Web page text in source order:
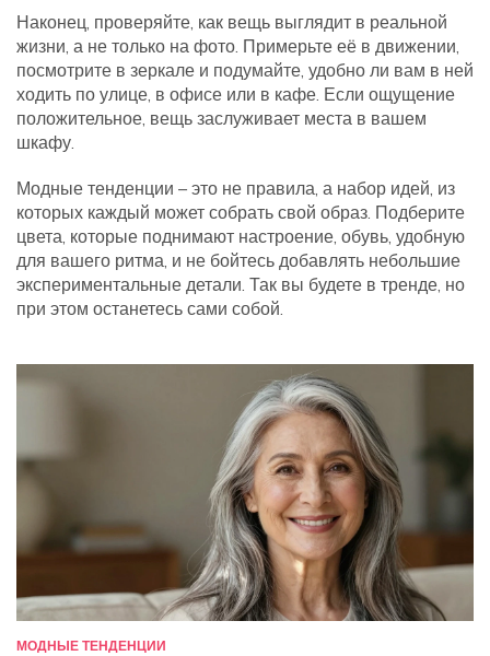
Наконец, проверяйте, как вещь выглядит в реальной
жизни, а не только на фото. Примерьте её в движении,
посмотрите в зеркале и подумайте, удобно ли вам в ней
ходить по улице, в офисе или в кафе. Если ощущение
положительное, вещь заслуживает места в вашем
шкафу.
Модные тенденции – это не правила, а набор идей, из
которых каждый может собрать свой образ. Подберите
цвета, которые поднимают настроение, обувь, удобную
для вашего ритма, и не бойтесь добавлять небольшие
экспериментальные детали. Так вы будете в тренде, но
при этом останетесь сами собой.
МОДНЫЕ ТЕНДЕНЦИИ